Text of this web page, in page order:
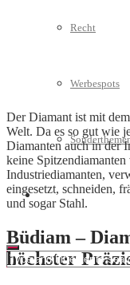
Recht
Werbespots
Geschäftskonto
Der Diamant ist mit
Welt. Da es so gut wie
Diamanten auch in der
keine
Industriediamanten,
eingesetzt, schneiden,
und sogar Stahl.
Büdiam –
höchster